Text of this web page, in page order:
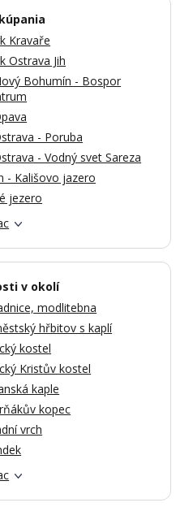
43 fotek
Kravaře
Ostrava Jih
Bohumín - Bospor
- Poruba
- Vodný svet Sareza
- Kališovo jazero
jezero
v okolí
modlitebna
hřbitov s kaplí
kostel
Kristův kostel
kaple
kopec
vrch